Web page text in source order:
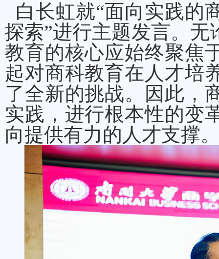
白长虹就“面向实践
探索”进行主题发言。
教育的核心应始终聚焦
起对商科教育在人才培
了全新的挑战。因此，
实践，进行根本性的变
向提供有力的人才支撑